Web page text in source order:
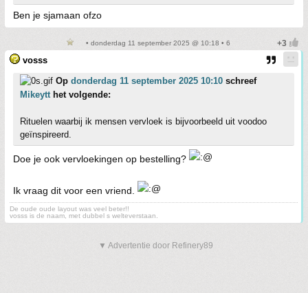
Ben je sjamaan ofzo
• donderdag 11 september 2025 @ 10:18 • 6
vosss
Op donderdag 11 september 2025 10:10 schreef
Mikeytthet volgende:
Rituelen waarbij ik mensen vervloek is bijvoorbeeld uit voodoo
geïnspireerd.
Doe je ook vervloekingen op bestelling?
Ik vraag dit voor een vriend.
De oude oude layout was veel beter!!
vosss is de naam, met dubbel s welteverstaan.
▼ Advertentie door Refinery89